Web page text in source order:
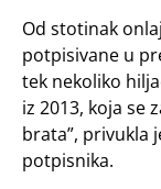
Od stotinak
potpisivane u
tek nekoliko
iz 2013, koja se
brata”, privukla
potpisnika.